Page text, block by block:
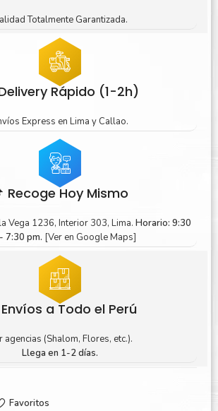
Totalmente Garantizada.
Rápido (1-2h)
Express en Lima y Callao.
Recoge Hoy Mismo
Vega 1236, Interior 303, Lima. Horario: 9:30
7:30 pm. [Ver en Google Maps]
a Todo el Perú
agencias (Shalom, Flores, etc.).
Llega en 1-2 días.
Favoritos